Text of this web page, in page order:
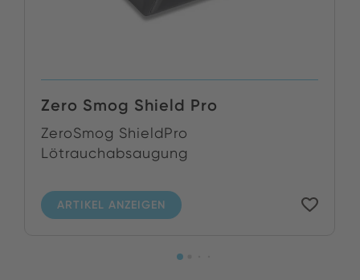
Zero Smog Shield Pro
ZeroSmog ShieldPro
Lötrauchabsaugung
ARTIKEL ANZEIGEN